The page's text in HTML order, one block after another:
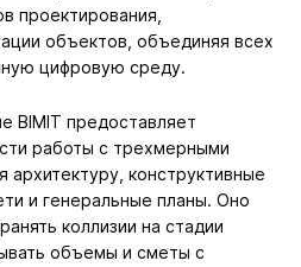
проектирования,
объектов, объединяя всех
цифровую среду.
BIMIT предоставляет
работы с трехмерными
конструктивные
и генеральные планы. Оно
коллизии на стадии
объемы и сметы с